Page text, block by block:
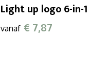
Light up logo 6-in-
vanaf € 7,87